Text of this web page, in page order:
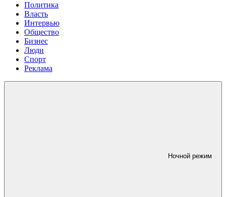
Политика
Власть
Интервью
Общество
Бизнес
Люди
Спорт
Реклама
Ночной режим